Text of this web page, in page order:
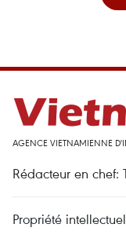
AGENCE VIETNAMIENNE
Rédacteur en chef:
Propriété